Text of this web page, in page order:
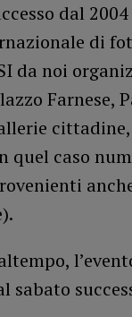
dal
di
da noi
Farnese,
quel caso
sabato